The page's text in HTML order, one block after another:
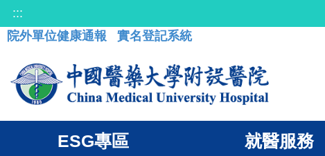
:::
院外單位健康通報
實名登記系統
ESG專區 就醫服務